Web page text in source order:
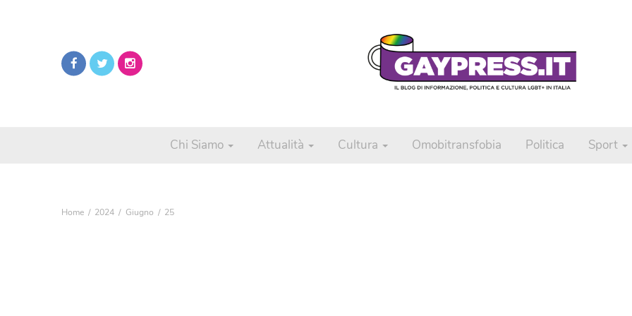
Chi Siamo Attualità Cultura Omobitransfobia Politica Sport
Home 2024 Giugno 25